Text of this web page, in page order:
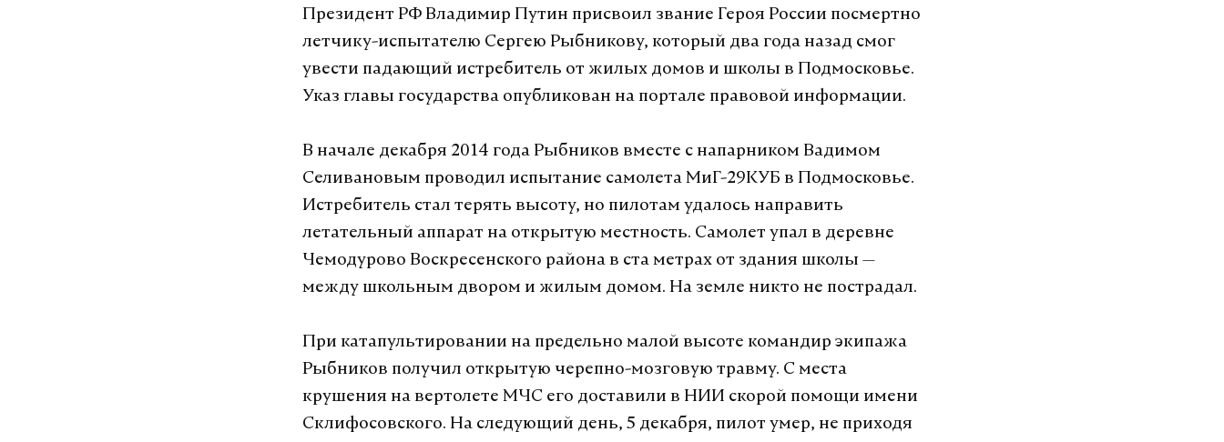
Президент РФ Владимир Путин присвоил звание Героя России посмертно
летчику-испытателю Сергею Рыбникову, который два года назад смог
увести падающий истребитель от жилых домов и школы в Подмосковье.
Указ главы государства опубликован на портале правовой информации.
В начале декабря 2014 года Рыбников вместе с напарником Вадимом
Селивановым проводил испытание самолета МиГ-29КУБ в Подмосковье.
Истребитель стал терять высоту, но пилотам удалось направить
летательный аппарат на открытую местность. Самолет упал в деревне
Чемодурово Воскресенского района в ста метрах от здания школы —
между школьным двором и жилым домом. На земле никто не пострадал.
При катапультировании на предельно малой высоте командир экипажа
Рыбников получил открытую черепно-мозговую травму. С места
крушения на вертолете МЧС его доставили в НИИ скорой помощи имени
Склифосовского. На следующий день, 5 декабря, пилот умер, не приходя